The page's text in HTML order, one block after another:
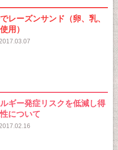
レーズンサンド（卵、乳、
用）
2017.03.07
ギー発症リスクを低減し得
について
2017.02.16